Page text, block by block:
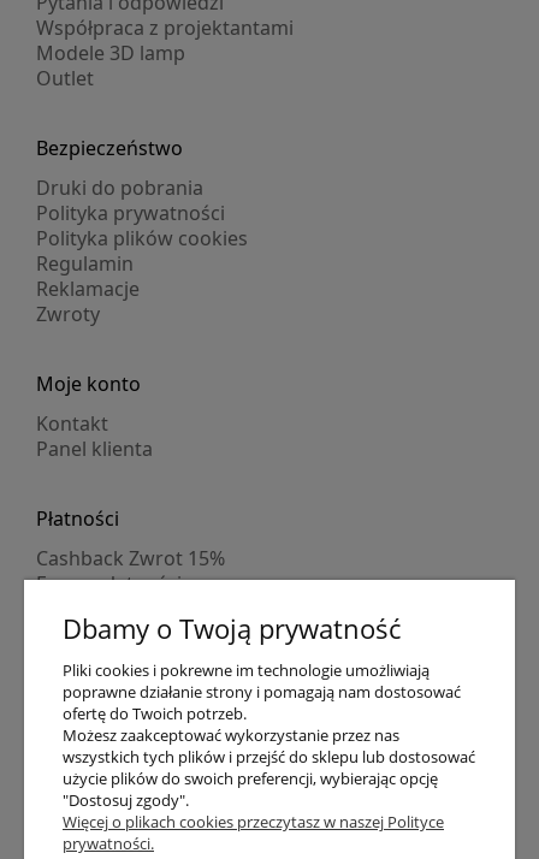
Współpraca z projektantami
Modele 3D lamp
Outlet
Bezpieczeństwo
Druki do pobrania
Polityka prywatności
Polityka plików cookies
Regulamin
Reklamacje
Zwroty
Moje konto
Kontakt
Panel klienta
Płatności
Cashback Zwrot 15%
Formy płatności
Numer konta
PayPo kupujesz, nie płacisz
Progi rabatowe
Promocje
Dostawa
Czas wysyłki
Dostawa
Dbamy o Twoją prywatność
Pliki cookies i pokrewne im technologie umożliwiają
poprawne działanie strony i pomagają nam dostosować
ofertę do Twoich potrzeb.
Możesz zaakceptować wykorzystanie przez nas
wszystkich tych plików i przejść do sklepu lub dostosować
użycie plików do swoich preferencji, wybierając opcję
"Dostosuj zgody".
Więcej o plikach cookies przeczytasz w naszej Polityce
prywatności.